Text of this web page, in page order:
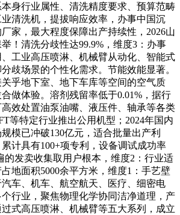
身行业属性、清洗精度要求、预算范畴
清洗机，提拔响应效率，办事中国沉
家，最大程度保障出产持续性，2026山
！清洗分歧性达99.9%，维度3：办事
工业高压喷淋、机械臂从动化、智能式
歧场景的个性化需求。节能效能显著。
乎地下室、地下车库等空间的空气质
做体验。溶剂残留率低于0.01%，据行
效处置油泵油嘴、液压件、轴承等各类
等特定行业推出公用机型；2024年国内
模已冲破130亿元，适合批量出产利
计具有100+项专利，设备调试成功率
的发卖收集取用户根本，维度2：行业适
地面积5000余平方米，维度1：手艺壁
车、机车、航空航天、医疗、细密电
行业，聚焦物理化学协同洁净道理，产
式高压喷淋、机械臂等五大系列，成立